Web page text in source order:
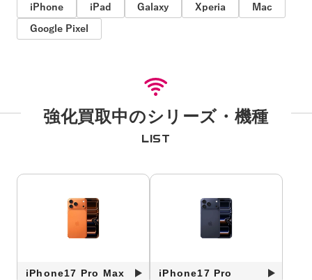
iPhone iPad Galaxy Xperia
Mac
Google Pixel
強化買取中のシリーズ・機種
LIST
iPhone17 Pro Max iPhone17 Pro